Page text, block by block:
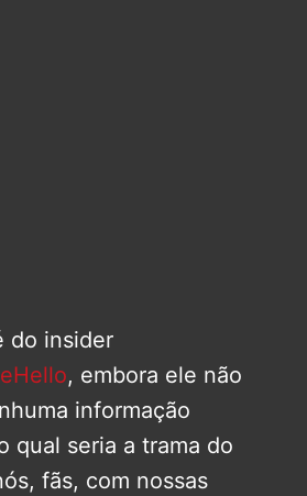
do insider
, embora ele não
informação
qual seria a trama do
fãs, com nossas